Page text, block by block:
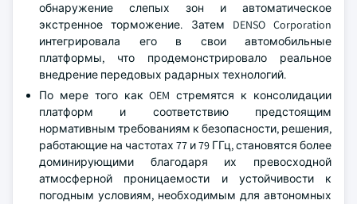
обнаружение слепых зон и автоматическое
экстренное торможение. Затем DENSO Corporation
интегрировала его в свои автомобильные
платформы, что продемонстрировало реальное
внедрение передовых радарных технологий.
По мере того как OEM стремятся к консолидации
платформ и соответствию предстоящим
нормативным требованиям к безопасности, решения,
работающие на частотах 77 и 79 ГГц, становятся более
доминирующими благодаря их превосходной
атмосферной проницаемости и устойчивости к
погодным условиям, необходимым для автономных